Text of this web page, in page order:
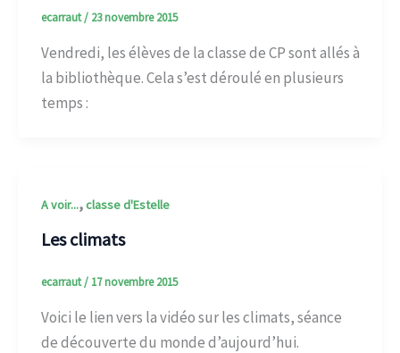
ecarraut/ 23 novembre 2015
Vendredi, les élèves de la classe de CP sont allés à
la bibliothèque. Cela s’est déroulé en plusieurs
temps :
A voir...,classe d'Estelle
Les climats
ecarraut/ 17 novembre 2015
Voici le lien vers la vidéo sur les climats, séance
de découverte du monde d’aujourd’hui.